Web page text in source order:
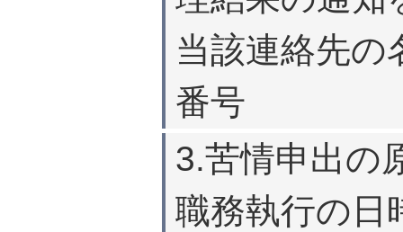
当該連絡先の
番号
3.苦情申出の
職務執行の日